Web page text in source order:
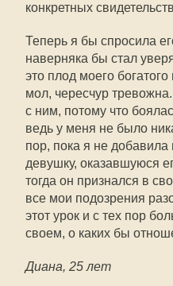
конкретных
Теперь я бы спросила
наверняка бы стал
это плод моего
мол, чересчур
с ним, потому что
ведь у меня не было
пор, пока я не добавила
девушку, оказавшуюся
тогда он признался в
все мои подозрения
этот урок и с тех пор
своем, о каких бы
Диана, 25 лет